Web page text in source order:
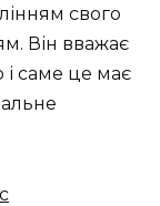
свого
Він вважає
і саме це має